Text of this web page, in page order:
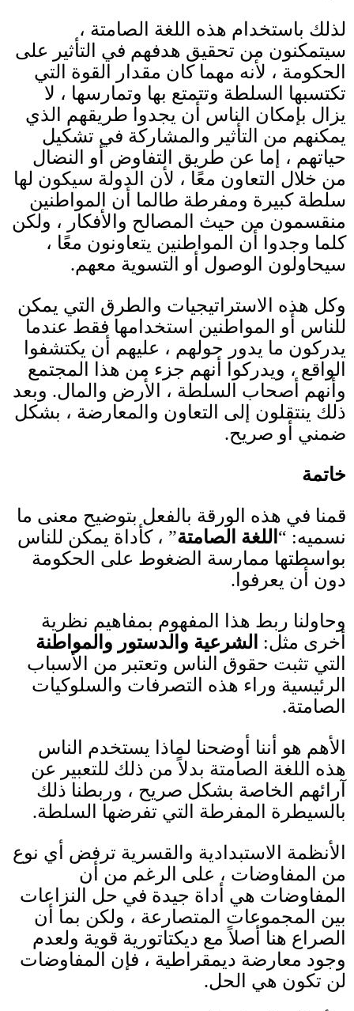
لذلك باستخدام هذه اللغة الصامتة ،
سيتمكنون من تحقيق هدفهم في التأثير على
الحكومة ، لأنه مهما كان مقدار القوة التي
تكتسبها السلطة وتتمتع بها وتمارسها ، لا
يزال بإمكان الناس أن يجدوا طريقهم الذي
يمكنهم من التأثير والمشاركة في تشكيل
حياتهم ، إما عن طريق التفاوض أو النضال
من خلال التعاون معًا ، لأن الدولة سيكون لها
سلطة كبيرة ومفرطة طالما أن المواطنين
منقسمون من حيث المصالح والأفكار ، ولكن
كلما وجدوا أن المواطنين يتعاونون معًا ،
سيحاولون الوصول أو التسوية معهم.
وكل هذه الاستراتيجيات والطرق التي يمكن
للناس أو المواطنين استخدامها فقط عندما
يدركون ما يدور حولهم ، عليهم أن يكتشفوا
الواقع ، ويدركوا أنهم جزء من هذا المجتمع
وأنهم أصحاب السلطة ، الأرض والمال. وبعد
ذلك ينتقلون إلى التعاون والمعارضة ، بشكل
ضمني أو صريح.
خاتمة
قمنا في هذه الورقة بالفعل بتوضيح معنى ما
نسميه: “ اللغة الصامتة” ، كأداة يمكن للناس
بواسطتها ممارسة الضغوط على الحكومة
دون أن يعرفوا .
وحاولنا ربط هذا المفهوم بمفاهيم نظرية
أخرى مثل:
الشرعية والدستور والمواطنة
التي تثبت حقوق الناس وتعتبر من الأسباب
الرئيسية وراء هذه التصرفات والسلوكيات
الصامتة.
الأهم هو أننا أوضحنا لماذا يستخدم الناس
هذه اللغة الصامتة بدلاً من ذلك للتعبير عن
آرائهم الخاصة بشكل صريح ، وربطنا ذلك
بالسيطرة المفرطة التي تفرضها السلطة.
الأنظمة الاستبدادية والقسرية ترفض أي نوع
من المفاوضات ، على الرغم من أن
المفاوضات هي أداة جيدة في حل النزاعات
بين المجموعات المتصارعة ، ولكن بما أن
الصراع هنا أصلاً مع ديكتاتورية قوية ولعدم
وجود معارضة ديمقراطية ، فإن المفاوضات
لن تكون هي الحل.